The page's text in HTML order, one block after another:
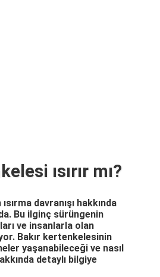
ısırır mı?
davranışı hakkında
Bu ilginç sürüngenin
ve insanlarla olan
Bakır kertenkelesinin
yaşanabileceği ve nasıl
detaylı bilgiye